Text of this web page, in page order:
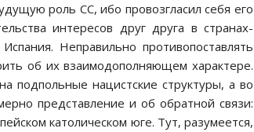
роль СС, ибо провозгласил себя его
интересов друг друга в странах-
Неправильно противопоставлять
об их взаимодополняющем характере.
подпольные нацистские структуры, а во
представление и об обратной связи:
католическом юге. Тут, разумеется,